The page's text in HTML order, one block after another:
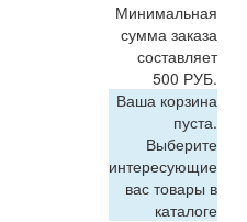
Минимальная
сумма заказа
составляет
500 РУБ.
Ваша корзина
пуста.
Выберите
интересующие
вас товары в
каталоге